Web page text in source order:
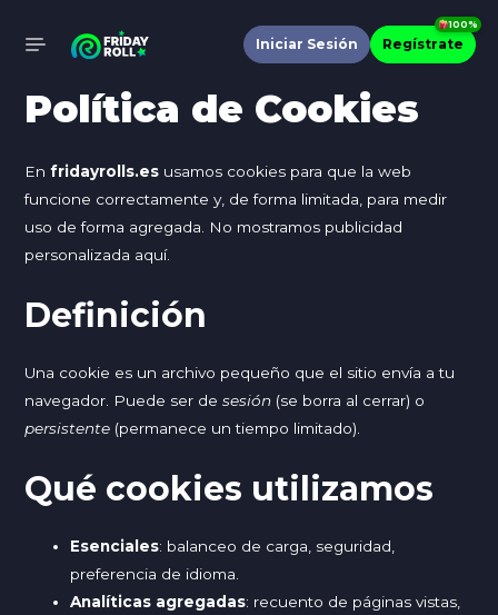
MAIN
MENU
Iniciar Sesión Regístrate
100%
Política de Cookies
Enfridayrolls.es usamos cookies para que la web
funcione correctamente y, de forma limitada, para medir
uso de forma agregada. No mostramos publicidad
personalizada aquí.
Definición
Una cookie es un archivo pequeño que el sitio envía a tu
navegador. Puede ser desesión (se borra al cerrar) o
persistente (permanece un tiempo limitado).
Qué cookies utilizamos
Esenciales: balanceo de carga, seguridad,
preferencia de idioma.
Analíticas agregadas: recuento de páginas vistas,